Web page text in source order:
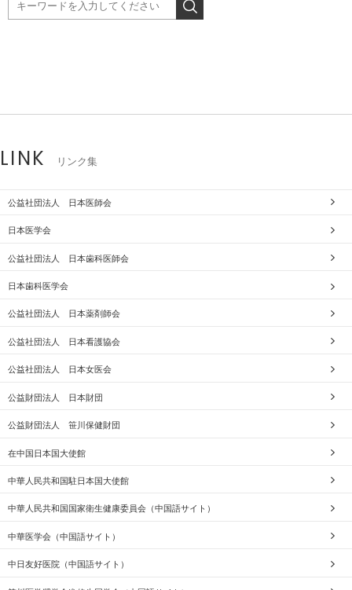
LINK リンク集
公益社団法人 日本医師会
日本医学会
公益社団法人 日本歯科医師会
日本歯科医学会
公益社団法人 日本薬剤師会
公益社団法人 日本看護協会
公益社団法人 日本女医会
公益財団法人 日本財団
公益財団法人 笹川保健財団
在中国日本国大使館
中華人民共和国駐日本国大使館
中華人民共和国国家衛生健康委員会（中国語サイト）
中華医学会（中国語サイト）
中日友好医院（中国語サイト）